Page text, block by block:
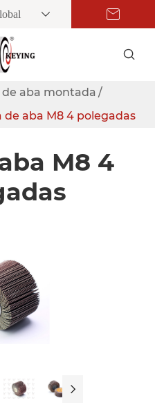
de aba montada
de aba M8 4 polegadas
M8 4
